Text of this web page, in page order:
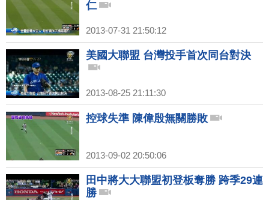
仁
2013-07-31 21:50:12
美國大聯盟 台灣投手首次同台對決
2013-08-25 21:11:30
控球失準 陳偉殷無關勝敗
2013-09-02 20:50:06
田中將大大聯盟初登板奪勝 跨季29連
勝